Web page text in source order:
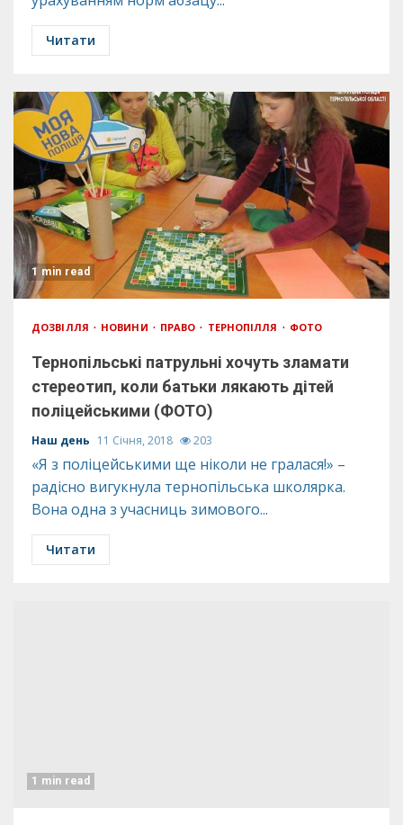
Читати
1 min read
ДОЗВІЛЛЯ НОВИНИ ПРАВО ТЕРНОПІЛЛЯ ФОТО
Тернопільські патрульні хочуть зламати
стереотип, коли батьки лякають дітей
поліцейськими (ФОТО)
Наш день 11 Січня, 2018 203
«Я з поліцейськими ще ніколи не гралася!» –
радісно вигукнула тернопільська школярка.
Вона одна з учасниць зимового...
Читати
1 min read